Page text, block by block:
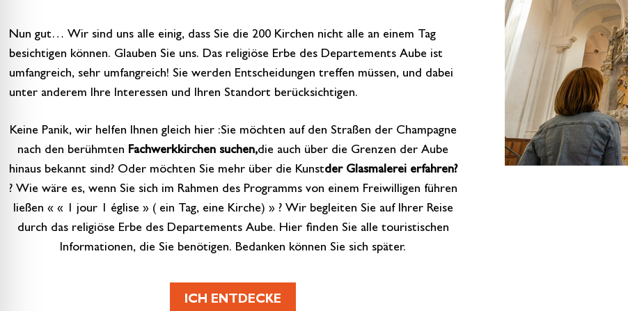
Nun gut… Wir sind uns alle einig, dass Sie die 200 Kirchen nicht alle an einem Tag
besichtigen können. Glauben Sie uns. Das religiöse Erbe des Departements Aube ist
umfangreich, sehr umfangreich! Sie werden Entscheidungen treffen müssen, und dabei
unter anderem Ihre Interessen und Ihren Standort berücksichtigen.
Keine Panik, wir helfen Ihnen gleich hier :Sie möchten auf den Straßen der Champagne
nach den berühmten Fachwerkkirchen suchen,die auch über die Grenzen der Aube
hinaus bekannt sind? Oder möchten Sie mehr über die Kunstder Glasmalerei erfahren?
? Wie wäre es, wenn Sie sich im Rahmen des Programms von einem Freiwilligen führen
ließen « « 1 jour 1 église » ( ein Tag, eine Kirche) » ? Wir begleiten Sie auf Ihrer Reise
durch das religiöse Erbe des Departements Aube. Hier finden Sie alle touristischen
Informationen, die Sie benötigen. Bedanken können Sie sich später.
ICH ENTDECKE